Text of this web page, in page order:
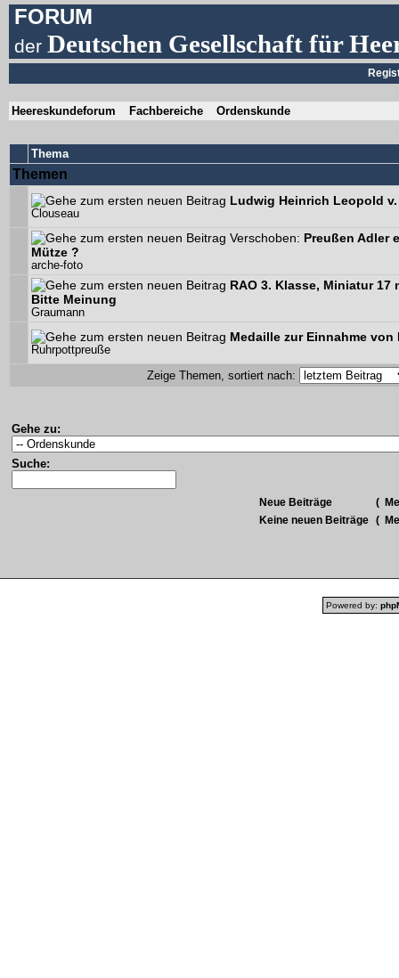
FORUM
derDeutschen Gesellschaft für
Heereskundeforum Fachbereiche Ordenskunde
Thema
Themen
Ludwig Heinrich Leopold v.
Clouseau
Verschoben: Preußen Adler
Mütze ?
arche-foto
RAO 3. Klasse, Miniatur 17
Bitte Meinung
Graumann
Medaille zur Einnahme von
Ruhrpottpreuße
Zeige Themen, sortiert nach:
Gehe zu:
Suche:
Neue Beiträge (
Keine neuen Beiträge
(
Powered by: